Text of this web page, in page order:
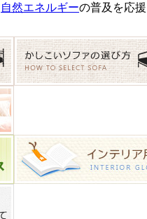
自然エネルギーの普及を応